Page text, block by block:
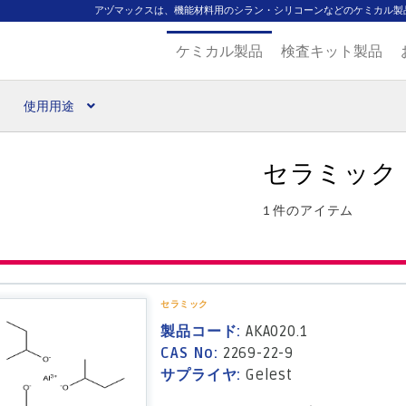
アヅマックスは、機能材料用のシラン・シリコーンなどのケミカル
ケミカル製品 検査キット製品
使用用途
セラミック
1 件のアイテム
セラミック
製品コード: AKA020.1
CAS No: 2269-22-9
サプライヤ: Gelest